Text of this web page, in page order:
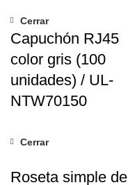
Cerrar
Capuchón RJ45
color gris (100
unidades) / UL-
NTW70150
Cerrar
Roseta simple de